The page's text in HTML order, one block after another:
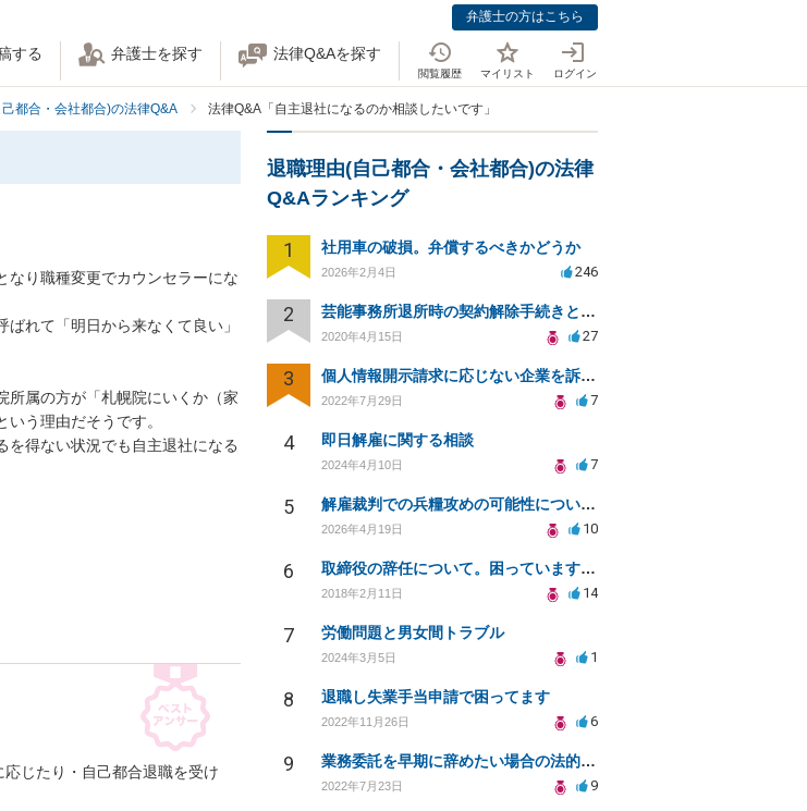
弁護士の方はこちら
する 弁護士を探す 法律Q&Aを探す
閲覧履歴 マイリスト ログイン
都合・会社都合)の法律Q&A 法律Q&A「自主退社になるのか相談したいです」
なり職種変更でカウンセラーにな
れて「明日から来なくて良い」
所属の方が「札幌院にいくか（家
う理由だそうです。
を得ない状況でも自主退社になる
じたり・自己都合退職を受け
退職理由(自己都合・会社都合)の法律
Q&Aランキング
1 社用車の破損。弁償するべきかどうか
2026年2月4日 246
2 芸能事務所退所時の契約解除手続きと注意事項
2020年4月15日 27
3 個人情報開示請求に応じない企業を訴えたい
2022年7月29日 7
4 即日解雇に関する相談
2024年4月10日 7
5 解雇裁判での兵糧攻めの可能性についての相談
2026年4月19日 10
6 取締役の辞任について。困っています。法律的に問題（リスク）がない辞任の仕方を教えてください。
2018年2月11日 14
7 労働問題と男女間トラブル
2024年3月5日 1
8 退職し失業手当申請で困ってます
2022年11月26日 6
9 業務委託を早期に辞めたい場合の法的リスクと対策
2022年7月23日 9